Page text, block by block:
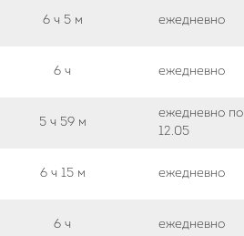
6 ч 5 м ежедневно
6 ч ежедневно
5 ч 59 м
ежедневно по
12.05
6 ч 15 м ежедневно
6 ч ежедневно